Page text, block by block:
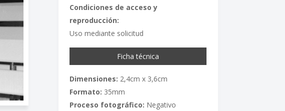
Condiciones de acceso y
reproducción:
Uso mediante solicitud
Ficha técnica
Dimensiones: 2,4cm x 3,6cm
Formato: 35mm
Proceso fotográfico: Negativo